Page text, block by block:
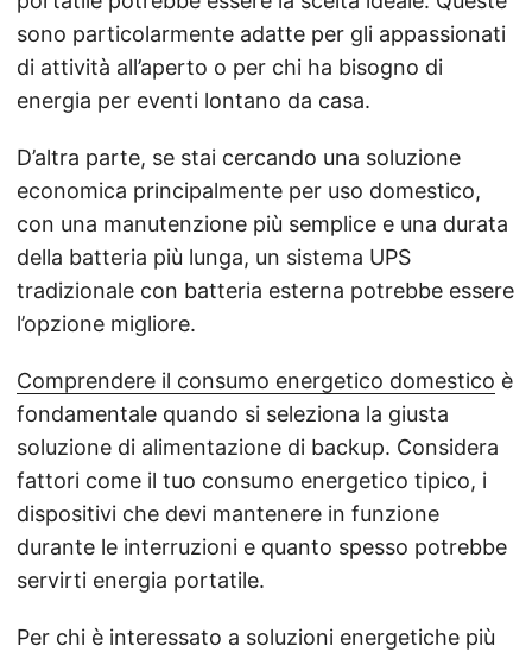
sono particolarmente adatte per gli appassionati
di attività all’aperto o per chi ha bisogno di
energia per eventi lontano da casa.
D’altra parte, se stai cercando una soluzione
economica principalmente per uso domestico,
con una manutenzione più semplice e una durata
della batteria più lunga, un sistema UPS
tradizionale con batteria esterna potrebbe essere
l’opzione migliore.
Comprendere il consumo energetico domestico è
fondamentale quando si seleziona la giusta
soluzione di alimentazione di backup. Considera
fattori come il tuo consumo energetico tipico, i
dispositivi che devi mantenere in funzione
durante le interruzioni e quanto spesso potrebbe
servirti energia portatile.
Per chi è interessato a soluzioni energetiche più